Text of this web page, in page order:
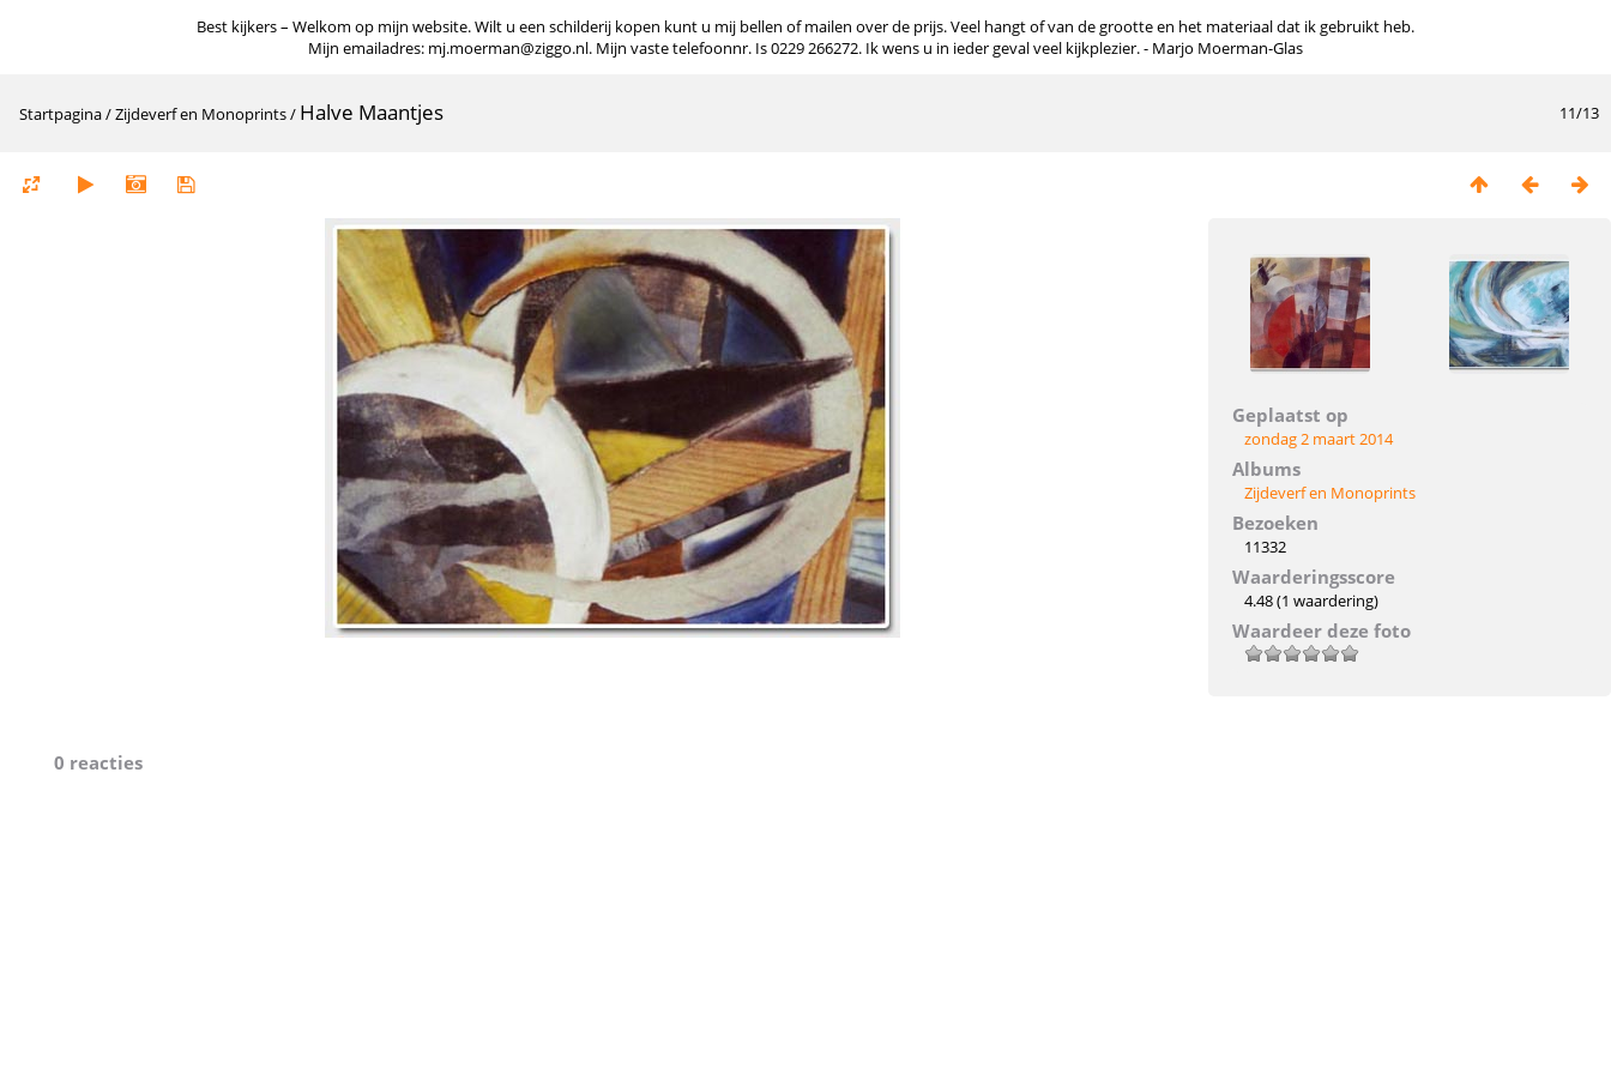
Best kijkers – Welkom op mijn website. Wilt u een schilderij kopen kunt u mij bellen of mailen over de prijs. Veel hangt of van de grootte en het materiaal dat ik gebruikt heb.
Mijn emailadres: mj.moerman@ziggo.nl. Mijn vaste telefoonnr. Is 0229 266272. Ik wens u in ieder geval veel kijkplezier. - Marjo Moerman-Glas
11/13
Startpagina/Zijdeverf en Monoprints/ Halve Maantjes
Geplaatst op
zondag 2 maart 2014
Albums
Zijdeverf en Monoprints
Bezoeken
11332
Waarderingsscore
4.48(1 waardering)
Waardeer deze foto
0 reacties